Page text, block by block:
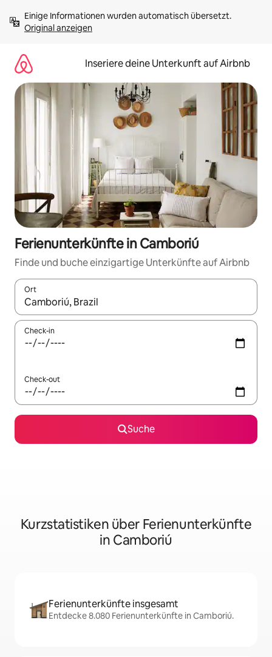
Inhalten
springenOriginal anzeigen
Inseriere deine Unterkunft auf Airbnb
Ferienunterkünfte in Camboriú
Finde und buche einzigartige Unterkünfte auf Airbnb
Ort
Wenn Ergebnisse verfügbar sind, navigiere mit den
Check-in
Check-out
Suche
Kurzstatistiken über Ferienunterkünfte
in Camboriú
Ferienunterkünfte insgesamt
Entdecke 8.080 Ferienunterkünfte in Camboriú.